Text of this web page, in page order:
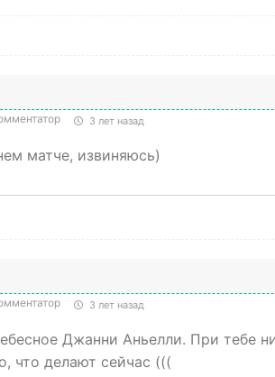
3 лет назад
матче, извиняюсь)
3 лет назад
Джанни Аньелли. При тебе
что делают сейчас (((